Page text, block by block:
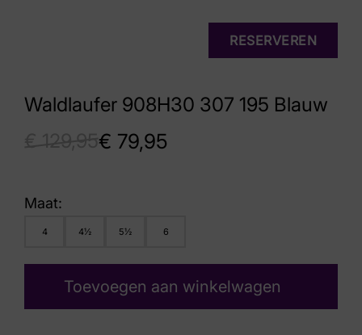
Waldlaufer 908H30 307 195 Blauw
€ 79,95
RESERVEREN
Maat:
4 4½ 5½ 6
Toevoegen aan winkelwagen